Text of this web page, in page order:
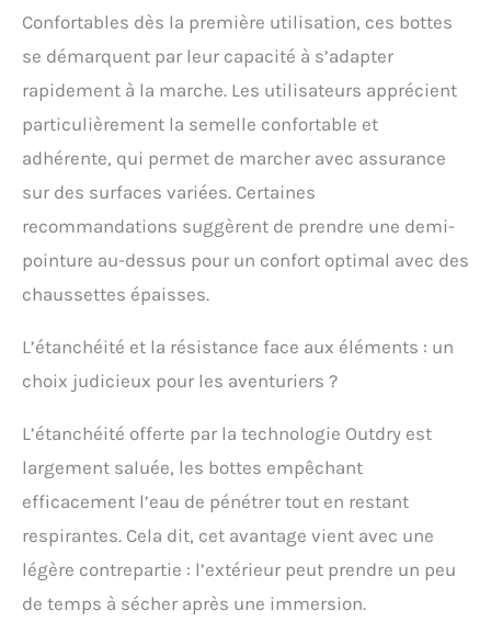
variable. Rembourrage
durable avec mousse
réactive extra légère qui
offre un meilleur retour
d'énergie. ADAPT TRAX :
pour une traction
avancée dans des
glissantes. Ce système
de traction avancé
dispose d'un motif de
bande de roulement qui
adhérence sur terrain
humide. Randonnée
chaussure de
randonnée imperméable
dispose d'un design en
maille sans couture qui
un soutien
exceptionnels, et une
impression 3D qui offre
une stabilité légère.
Confortables dès la première utilisation, ces bottes
se démarquent par leur capacité à s’adapter
rapidement à la marche. Les utilisateurs apprécient
particulièrement la semelle confortable et
adhérente, qui permet de marcher avec assurance
sur des surfaces variées. Certaines
recommandations suggèrent de prendre une demi-
pointure au-dessus pour un confort optimal avec des
chaussettes épaisses.
L’étanchéité et la résistance face aux éléments : un
choix judicieux pour les aventuriers ?
L’étanchéité offerte par la technologie Outdry est
largement saluée, les bottes empêchant
efficacement l’eau de pénétrer tout en restant
respirantes. Cela dit, cet avantage vient avec une
légère contrepartie : l’extérieur peut prendre un peu
de temps à sécher après une immersion.